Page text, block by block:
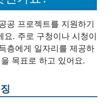
공 프로젝트를 지원하기
요. 주로 구청이나 시청이
층에게 일자리를 제공하
목표로 하고 있어요.